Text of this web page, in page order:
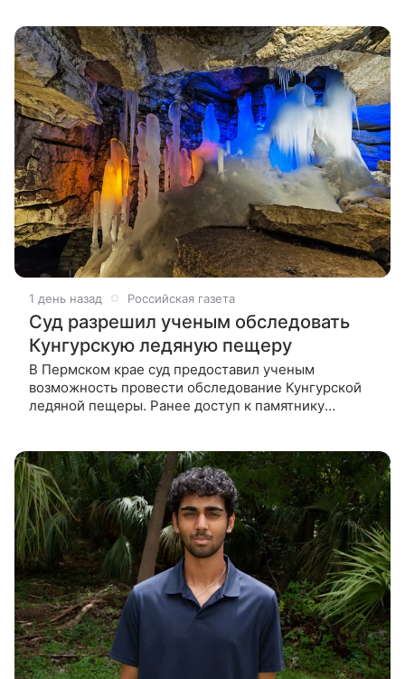
1 день назад Российская газета
Суд разрешил ученым обследовать
Кунгурскую ледяную пещеру
В Пермском крае суд предоставил ученым
возможность провести обследование Кунгурской
ледяной пещеры. Ранее доступ к памятнику